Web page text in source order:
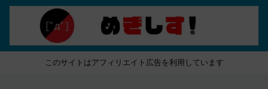
このサイトはアフィリエイト広告を利用しています